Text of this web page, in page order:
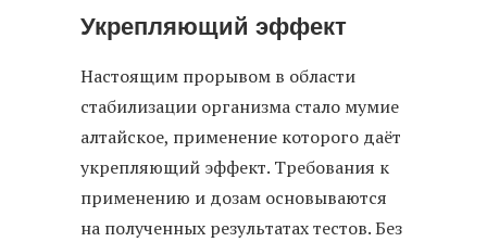
Укрепляющий эффект
Настоящим прорывом в области
стабилизации организма стало мумие
алтайское, применение которого даёт
укрепляющий эффект. Требования к
применению и дозам основываются
на полученных результатах тестов. Без